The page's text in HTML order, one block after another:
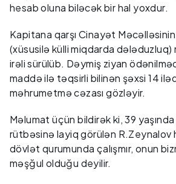
hesab oluna biləcək bir hal yoxdur.
Kapitana qarşı Cinayət
(xüsusilə külli miqdarda
irəli sürülüb. Dəymiş ziyan
maddə ilə təqsirli bilinən şəxsi 14
məhrumetmə cəzası gözləyir.
Məlumat üçün bildirək ki, 39
rütbəsinə layiq görülən R.Zeynalov
dövlət qurumunda çalışmır, onun
məşğul olduğu deyilir.